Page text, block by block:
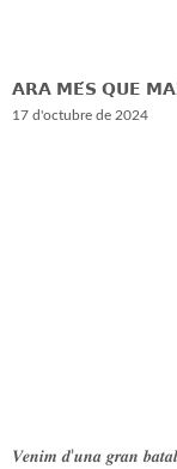
𝗔𝗥𝗔 𝗠𝗘́𝗦 𝗤𝗨𝗘 𝗠𝗔𝗜 |
17 d'octubre de 2024
𝑽𝒆𝒏𝒊𝒎 𝒅’𝒖𝒏𝒂 𝒈𝒓𝒂𝒏